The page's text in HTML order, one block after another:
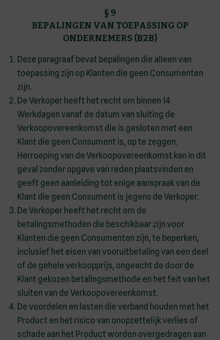
§ 9
BEPALINGEN VAN TOEPASSING OP
ONDERNEMERS (B2B)
Deze paragraaf bevat bepalingen die alleen van
toepassing zijn op Klanten die geen Consumenten
zijn.
De Verkoper heeft het recht om binnen 14
Werkdagen vanaf de datum van sluiting de
Verkoopovereenkomst die is gesloten met een
Klant die geen Consument is, op te zeggen.
Herroeping van de Verkoopovereenkomst kan in dit
geval zonder opgave van reden plaatsvinden en
geeft geen aanleiding tot enige aanspraak van de
Klant die geen Consument is jegens de Verkoper.
De Verkoper heeft het recht om de
betalingsmethoden die beschikbaar zijn voor
Klanten die geen Consumenten zijn, te beperken,
inclusief het eisen van vooruitbetaling van een deel
of de gehele verkoopprijs, ongeacht de door de
Klant gekozen betalingsmethode en het feit van het
sluiten van de Verkoopovereenkomst.
De voordelen en lasten die verband houden met het
Product en het risico van onopzettelijk verlies of
schade aan het Product worden overgedragen aan